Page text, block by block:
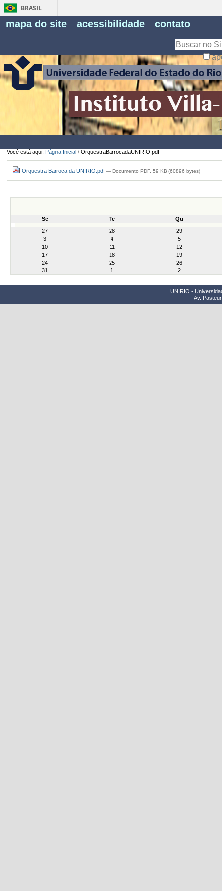
BRASIL
mapa do site acessibilidade contato
Você está aqui: Página Inicial / OrquestraBarrocadaUNIRIO.pdf
Orquestra Barroca da UNIRIO.pdf — Documento PDF, 59 KB (60896 bytes)
Se Te
Qu
27
28
29
3
4
5
10
11
12
17
18
19
24
25
26
31
1 2
UNIRIO -
Av.